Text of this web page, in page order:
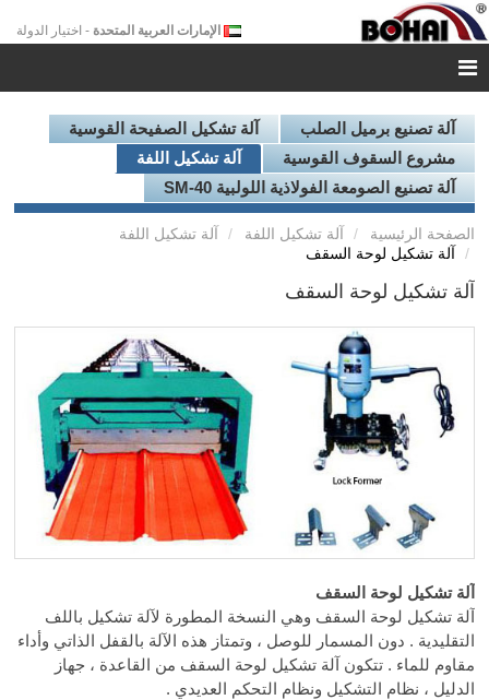
الإمارات العربية المتحدة - اختيار الدولة
آلة تصنيع برميل الصلب
آلة تشكيل الصفيحة القوسية
مشروع السقوف القوسية
آلة تشكيل اللفة
آلة تصنيع الصومعة الفولاذية اللولبية SM-40
الصفحة الرئيسية آلة تشكيل اللفة
آلة تشكيل اللفة
آلة تشكيل لوحة السقف
آلة تشكيل لوحة السقف
آلة تشكيل لوحة السقف
آلة تشكيل لوحة السقف وهي النسخة المطورة لآلة تشكيل باللف
التقليدية . دون المسمار للوصل ، وتمتاز هذه الآلة بالقفل الذاتي وأداء
مقاوم للماء . تتكون آلة تشكيل لوحة السقف من القاعدة ، جهاز
الدليل ، نظام التشكيل ونظام التحكم العديدي .